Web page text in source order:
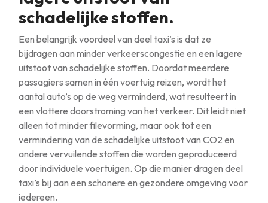
schadelijke stoffen.
Een belangrijk voordeel van deel taxi’s is dat ze
bijdragen aan minder verkeerscongestie en een lagere
uitstoot van schadelijke stoffen. Doordat meerdere
passagiers samen in één voertuig reizen, wordt het
aantal auto’s op de weg verminderd, wat resulteert in
een vlottere doorstroming van het verkeer. Dit leidt niet
alleen tot minder filevorming, maar ook tot een
vermindering van de schadelijke uitstoot van CO2 en
andere vervuilende stoffen die worden geproduceerd
door individuele voertuigen. Op die manier dragen deel
taxi’s bij aan een schonere en gezondere omgeving voor
iedereen.